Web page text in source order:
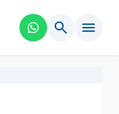
search menu